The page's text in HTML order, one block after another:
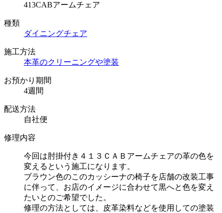
413CABアームチェア
種類
ダイニングチェア
施工方法
本革のクリーニングや塗装
お預かり期間
4週間
配送方法
自社便
修理内容
今回は肘掛付き４１３ＣＡＢアームチェアの革の色を
変えるという施工になります。
ブラウン色のこのカッシーナの椅子を店舗の改装工事
に伴って、お店のイメージに合わせて黒へと色を変え
たいとのご希望でした。
修理の方法としては、皮革染料などを使用しての塗装